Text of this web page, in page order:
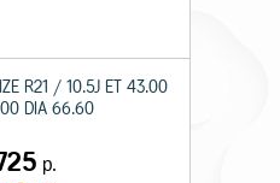
R21 / 10.5J ET 43.00
DIA 66.60
р.